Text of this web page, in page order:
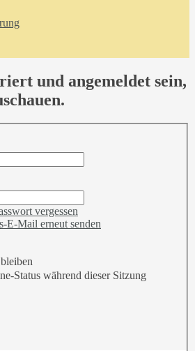
und angemeldet sein,
vergessen
E-Mail erneut senden
Status während dieser Sitzung